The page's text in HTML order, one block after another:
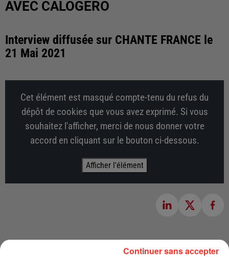
AVEC CALOGERO
Interview diffusée sur CHANTE FRANCE le
21 Mai 2021
Cet élément est masqué compte-tenu du refus du
dépôt de cookies que vous avez exprimé. Si vous
souhaitez l'afficher, merci de nous donner votre
accord en cliquant sur le bouton ci-dessous.
Afficher l'élément
Continuer sans accepter